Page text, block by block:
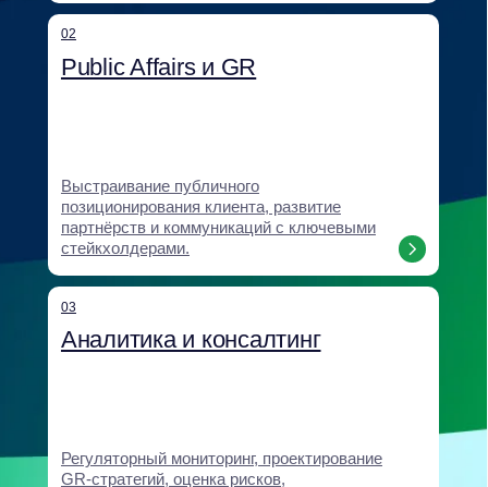
Антикризисные коммуникации, digital-
кампании, работа с негативом
и формирование нарратива.
коммуникации
Помощь компаниям при международной
экспансии и возвращении на российский
рынок: анализ рисков, институциональное
закрепление, выстраивание доверия.